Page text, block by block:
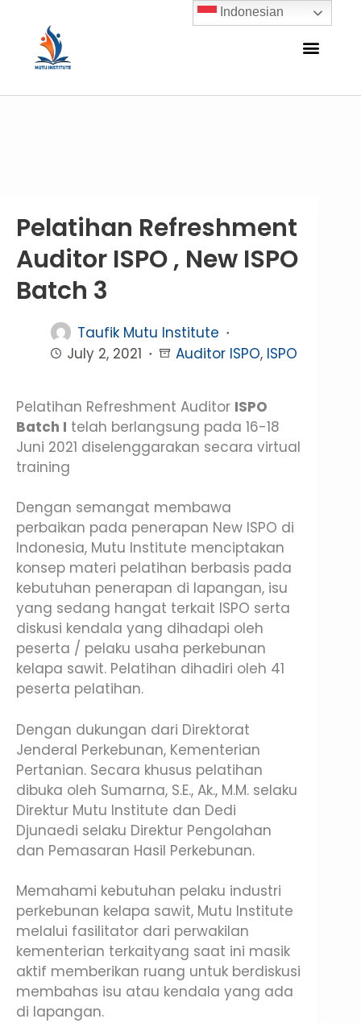
Pelatihan Refreshment
Auditor ISPO , New ISPO
Batch 3
Taufik Mutu Institute
July 2, 2021
Auditor ISPO, ISPO
Pelatihan Refreshment Auditor ISPO
Batch I telah berlangsung pada 16-18
Juni 2021 diselenggarakan secara virtual
training
Dengan semangat membawa
perbaikan pada penerapan New ISPO di
Indonesia, Mutu Institute menciptakan
konsep materi pelatihan berbasis pada
kebutuhan penerapan di lapangan, isu
yang sedang hangat terkait ISPO serta
diskusi kendala yang dihadapi oleh
peserta / pelaku usaha perkebunan
kelapa sawit. Pelatihan dihadiri oleh 41
peserta pelatihan.
Dengan dukungan dari Direktorat
Jenderal Perkebunan, Kementerian
Pertanian. Secara khusus pelatihan
dibuka oleh Sumarna, S.E., Ak., M.M. selaku
Direktur Mutu Institute dan Dedi
Djunaedi selaku Direktur Pengolahan
dan Pemasaran Hasil Perkebunan.
Memahami kebutuhan pelaku industri
perkebunan kelapa sawit, Mutu Institute
melalui fasilitator dari perwakilan
kementerian terkaityang saat ini masik
aktif memberikan ruang untuk berdiskusi
membahas isu atau kendala yang ada
di lapangan.
Indonesian